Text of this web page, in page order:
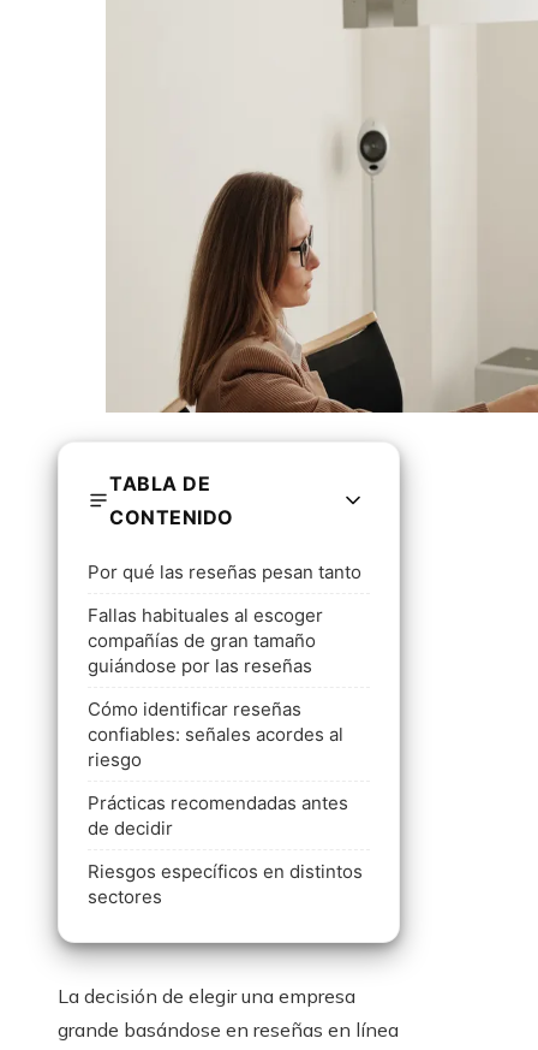
TABLA DE
CONTENIDO
Por qué las reseñas pesan tanto
Fallas habituales al escoger
compañías de gran tamaño
guiándose por las reseñas
Cómo identificar reseñas
confiables: señales acordes al
riesgo
Prácticas recomendadas antes
de decidir
Riesgos específicos en distintos
sectores
La decisión de elegir una empresa
grande basándose en reseñas en línea